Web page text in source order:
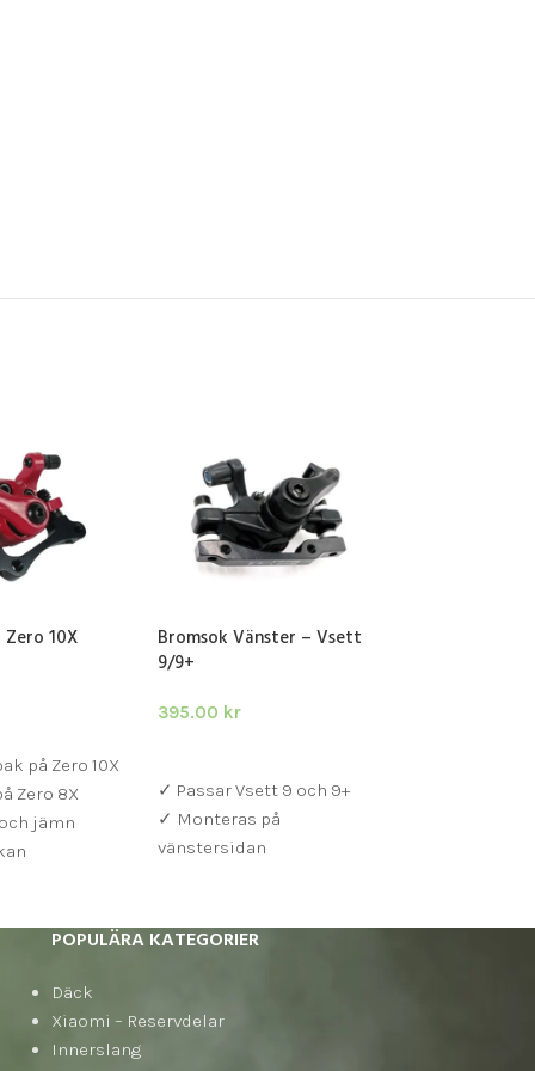
10X
på Zero 10X
Zero 8X
jämn
Bromsok Vänster – Vsett
9/9+
395.00 kr
✓ Passar Vsett 9 och 9+
✓ Monteras på
vänstersidan
POPULÄRA KATEGORIER
Däck
Xiaomi – Reservdelar
Innerslang